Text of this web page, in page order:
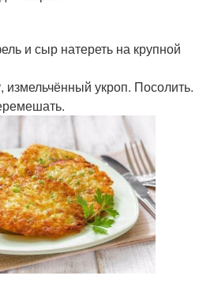
и сыр натереть на крупной
измельчённый укроп. Посолить.